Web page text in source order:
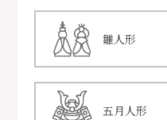
雛人形
五月人形